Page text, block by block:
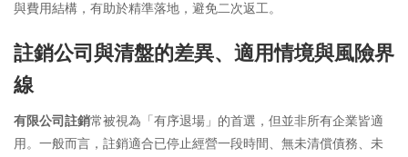
與費用結構，有助於精準落地，避免二次返工。
註銷公司與清盤的差異、適用情境與風險界
線
有限公司註銷常被視為「有序退場」的首選，但並非所有企業皆適
用。一般而言，註銷適合已停止經營一段時間、無未清償債務、未